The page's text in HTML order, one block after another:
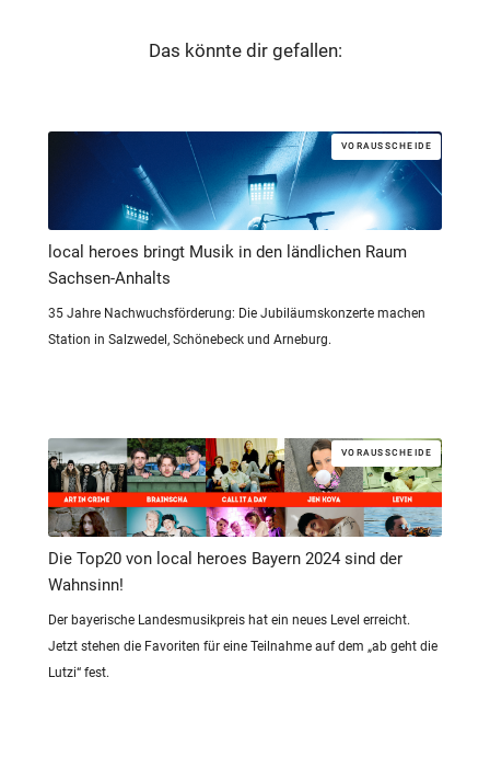
Das könnte dir gefallen:
VORAUSSCHEIDE
local heroes bringt Musik in den ländlichen Raum
Sachsen-Anhalts
35 Jahre Nachwuchsförderung: Die Jubiläumskonzerte machen
Station in Salzwedel, Schönebeck und Arneburg.
VORAUSSCHEIDE
Die Top20 von local heroes Bayern 2024 sind der
Wahnsinn!
Der bayerische Landesmusikpreis hat ein neues Level erreicht.
Jetzt stehen die Favoriten für eine Teilnahme auf dem „ab geht die
Lutzi“ fest.